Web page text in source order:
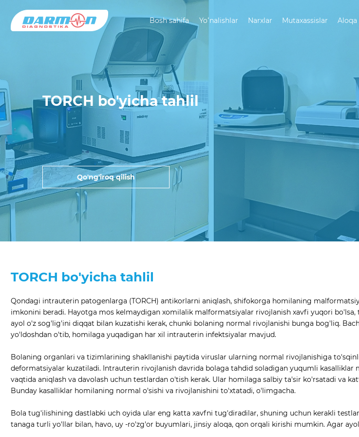
Bosh sahifa Yoʻnalishlar Narxlar Mutaxassislar
TORCH bo'yicha tahlil
Qo'ng'iroq qilish
TORCH bo'yicha tahlil
Qondagi intrauterin patogenlarga (TORCH) antikorlarni aniqlash, shifokorga homilaning
imkonini beradi. Hayotga mos kelmaydigan xomilalik malformatsiyalar rivojlanish xavfi yuqori
ayol o'z sog'lig'ini diqqat bilan kuzatishi kerak, chunki bolaning normal rivojlanishi bunga bog'liq.
yo'ldoshdan o'tib, homilaga yuqadigan har xil intrauterin infektsiyalar mavjud.
Bolaning organlari va tizimlarining shakllanishi paytida viruslar ularning normal rivojlanishiga
deformatsiyalar kuzatiladi. Intrauterin rivojlanish davrida bolaga tahdid soladigan yuqumli kasalliklar
vaqtida aniqlash va davolash uchun testlardan o'tish kerak. Ular homilaga salbiy ta'sir ko'rsatadi
Bunday kasalliklar homilaning normal o'sishi va rivojlanishini to'xtatadi, o'limgacha.
Bola tug'ilishining dastlabki uch oyida ular eng katta xavfni tug'diradilar, shuning uchun kerakli
tanaga turli yo'llar bilan, havo, uy -ro'zg'or buyumlari, jinsiy aloqa, qon orqali kirishi mumkin. Agar